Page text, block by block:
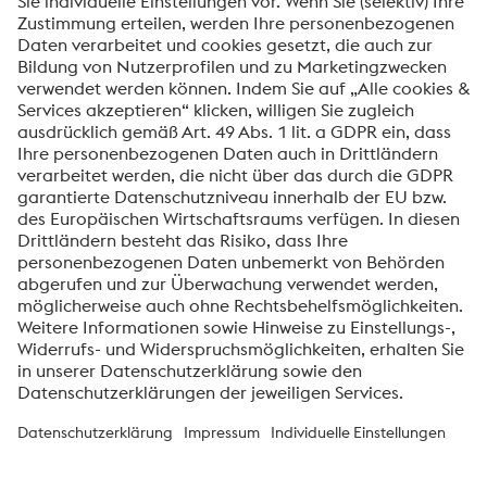
Ich möchte über voestalpine Neuigkeiten
automatisch informiert werden.
SENDEN
Anti-Roboter-Verifizierung
Hier klicken
FriendlyCaptcha ⇗
voestalpine High Performance Metals International
GmbH
Die voestalpine High Performance Metals International GmbH ist
eine österreichische Vertriebsgesellschaft der High Performance
Metals Division des voestalpine-Konzerns. Die Division